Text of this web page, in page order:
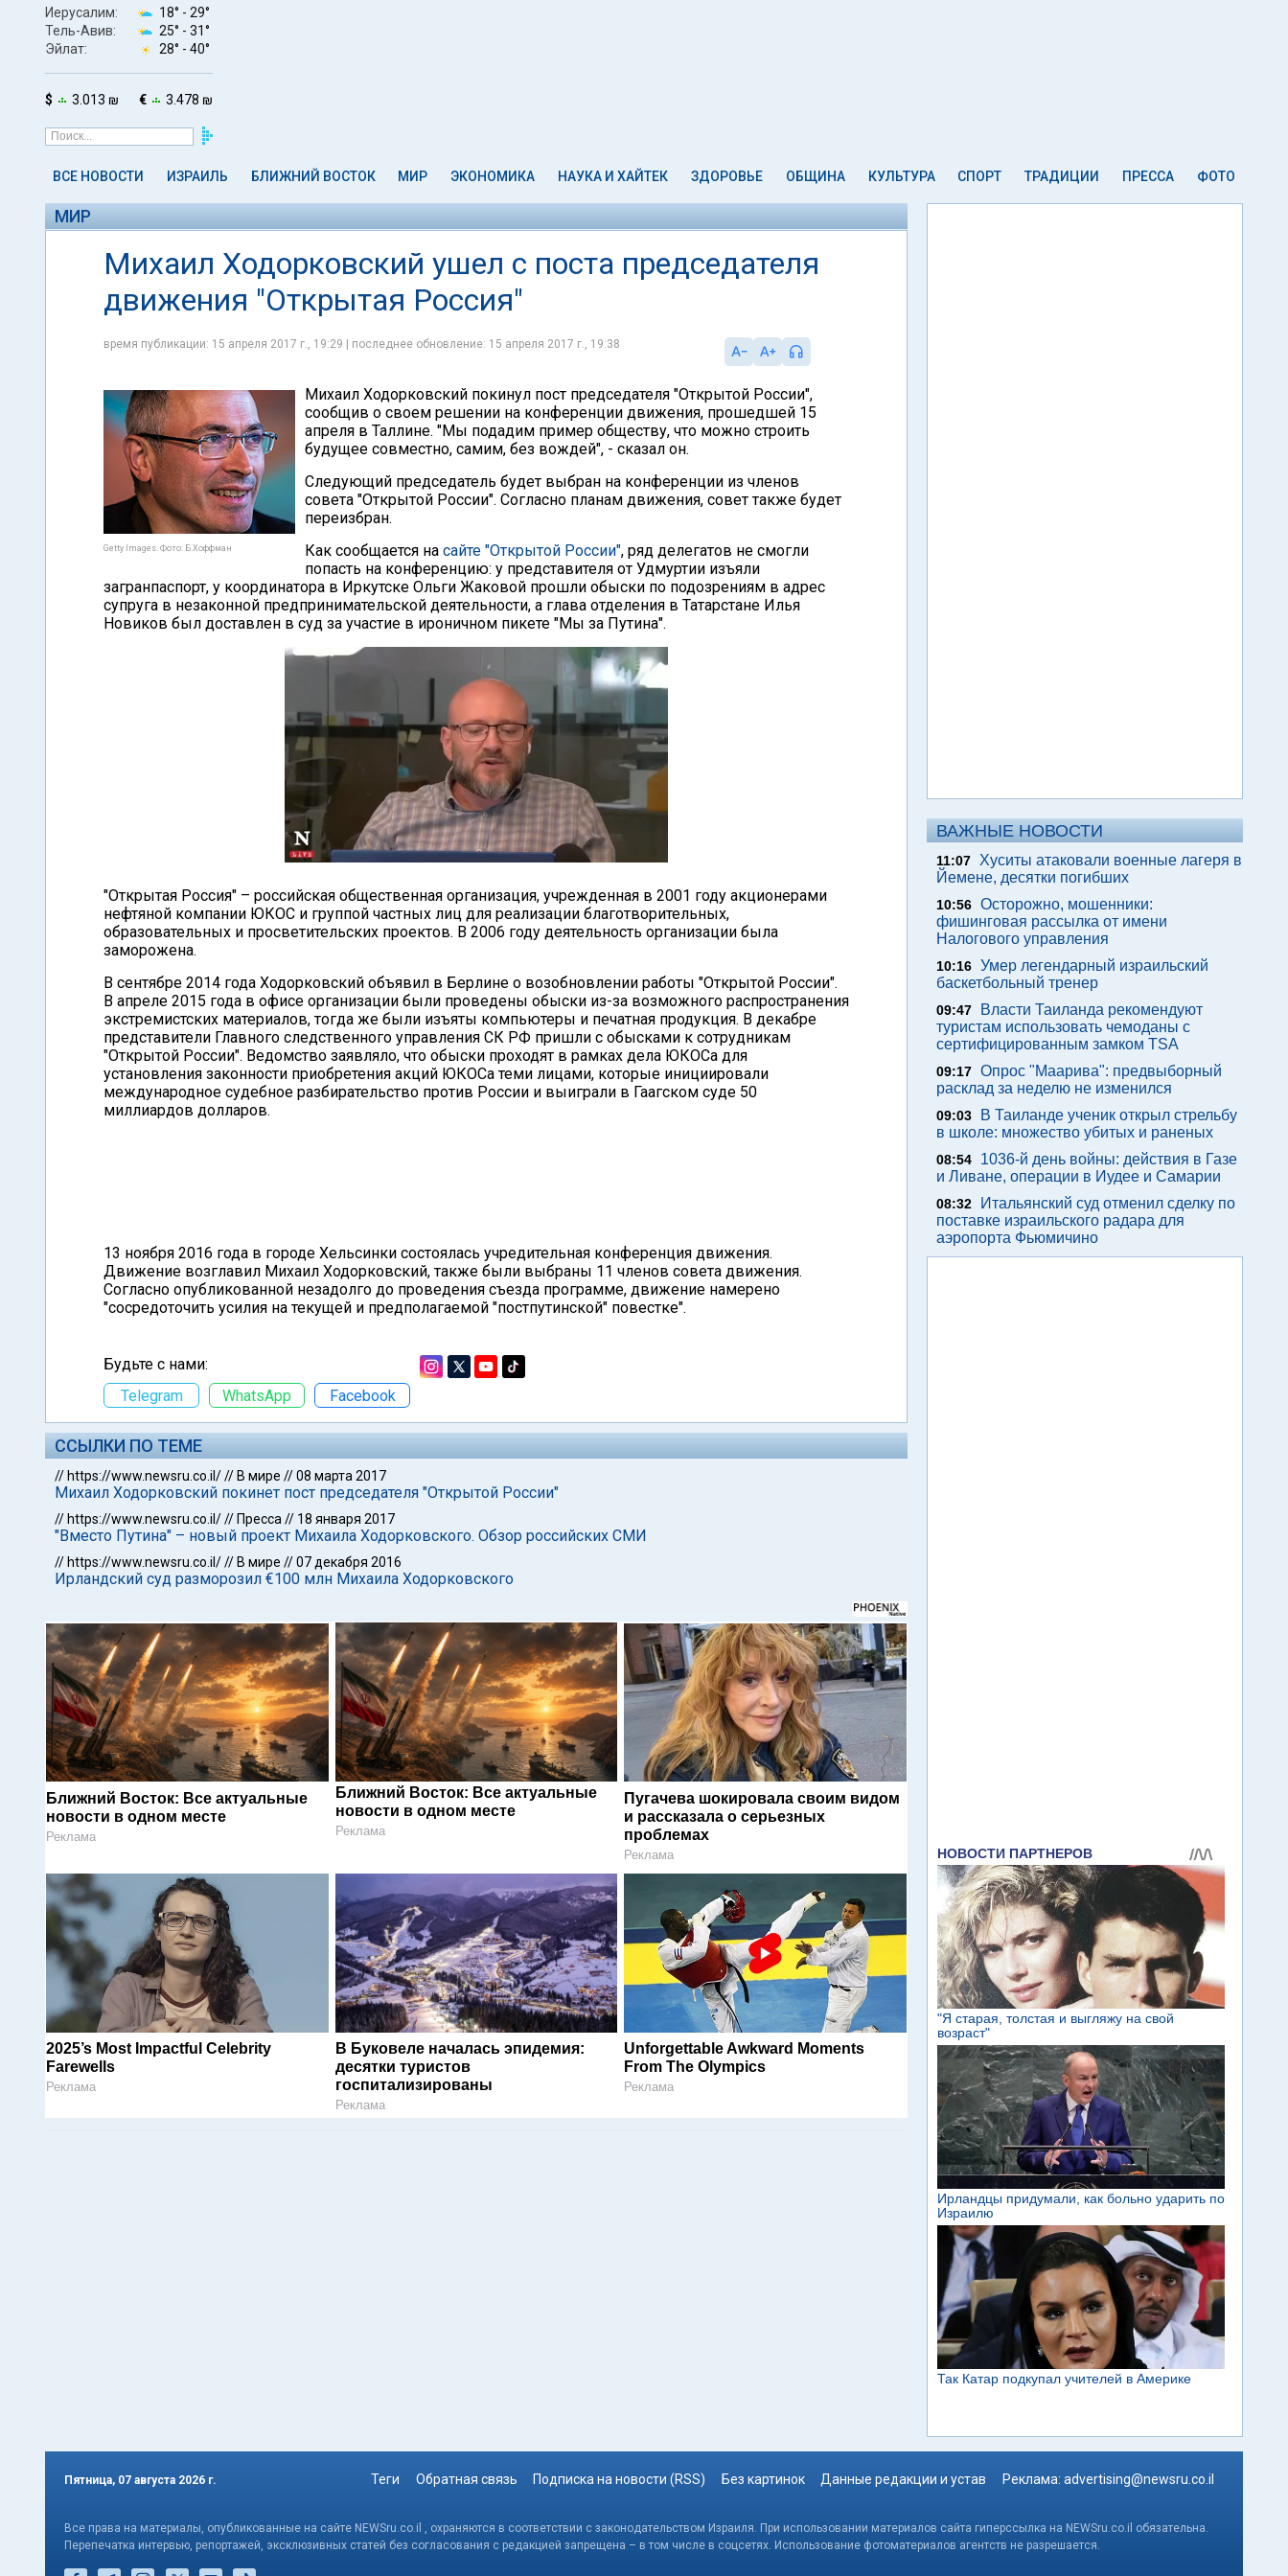
Иерусалим: 18° - 29°
Тель-Авив:
25° - 31°
Эйлат:
28° - 40°
$ 3.013 ₪ € 3.478 ₪
ВСЕ НОВОСТИ ИЗРАИЛЬ БЛИЖНИЙ ВОСТОК МИР ЭКОНОМИКА НАУКА И ХАЙТЕК ЗДОРОВЬЕ ОБЩИНА КУЛЬТУРА СПОРТ ТРАДИЦИИ ПРЕССА ФОТО
МИР
Михаил Ходорковский ушел с поста председателя
движения "Открытая Россия"
время публикации: 15 апреля 2017 г., 19:29 | последнее обновление: 15 апреля 2017 г., 19:38
Getty Images. Фото: Б.Хоффман
Михаил Ходорковский покинул пост председателя "Открытой России",
сообщив о своем решении на конференции движения, прошедшей 15
апреля в Таллине. "Мы подадим пример обществу, что можно строить
будущее совместно, самим, без вождей", - сказал он.
Следующий председатель будет выбран на конференции из членов
совета "Открытой России". Согласно планам движения, совет также будет
переизбран.
Как сообщается на сайте "Открытой России", ряд делегатов не смогли
попасть на конференцию: у представителя от Удмуртии изъяли
загранпаспорт, у координатора в Иркутске Ольги Жаковой прошли обыски по подозрениям в адрес
супруга в незаконной предпринимательской деятельности, а глава отделения в Татарстане Илья
Новиков был доставлен в суд за участие в ироничном пикете "Мы за Путина".
"Открытая Россия" – российская общественная организация, учрежденная в 2001 году акционерами
нефтяной компании ЮКОС и группой частных лиц для реализации благотворительных,
образовательных и просветительских проектов. В 2006 году деятельность организации была
заморожена.
В сентябре 2014 года Ходорковский объявил в Берлине о возобновлении работы "Открытой России".
В апреле 2015 года в офисе организации были проведены обыски из-за возможного распространения
экстремистских материалов, тогда же были изъяты компьютеры и печатная продукция. В декабре
представители Главного следственного управления СК РФ пришли с обысками к сотрудникам
"Открытой России". Ведомство заявляло, что обыски проходят в рамках дела ЮКОСа для
установления законности приобретения акций ЮКОСа теми лицами, которые инициировали
международное судебное разбирательство против России и выиграли в Гаагском суде 50
миллиардов долларов.
13 ноября 2016 года в городе Хельсинки состоялась учредительная конференция движения.
Движение возглавил Михаил Ходорковский, также были выбраны 11 членов совета движения.
Согласно опубликованной незадолго до проведения съезда программе, движение намерено
"сосредоточить усилия на текущей и предполагаемой "постпутинской" повестке".
Будьте с нами:
Telegram
WhatsApp Facebook
ССЫЛКИ ПО ТЕМЕ
// https://www.newsru.co.il/// В мире //08 марта 2017
Михаил Ходорковский покинет пост председателя "Открытой России"
// https://www.newsru.co.il/// Пресса // 18 января 2017
"Вместо Путина" – новый проект Михаила Ходорковского. Обзор российских СМИ
// https://www.newsru.co.il/// В мире //07 декабря 2016
Ирландский суд разморозил €100 млн Михаила Ходорковского
Ближний Восток: Все актуальные
новости в одном месте
Реклама
Ближний Восток: Все актуальные
новости в одном месте
Реклама
Пугачева шокировала своим видом
и рассказала о серьезных
проблемах
Реклама
2025’s Most Impactful Celebrity
Farewells
Реклама
В Буковеле началась эпидемия:
десятки туристов
госпитализированы
Реклама
Unforgettable Awkward Moments
From The Olympics
Реклама
ВАЖНЫЕ НОВОСТИ
11:07
Хуситы атаковали военные лагеря в
Йемене, десятки погибших
10:56 Осторожно, мошенники:
фишинговая рассылка от имени
Налогового управления
10:16 Умер легендарный израильский
баскетбольный тренер
09:47
Власти Таиланда рекомендуют
туристам использовать чемоданы с
сертифицированным замком TSA
09:17 Опрос "Mаарива": предвыборный
расклад за неделю не изменился
09:03
В Таиланде ученик открыл стрельбу
в школе: множество убитых и раненых
08:54
1036-й день войны: действия в Газе
и Ливане, операции в Иудее и Самарии
08:32
Итальянский суд отменил сделку по
поставке израильского радара для
аэропорта Фьюмичино
Пятница, 07 августа 2026 г. Теги Обратная связь Подписка на новости (RSS) Без картинок Данные редакции и устав Реклама: advertising@newsru.co.il
Все права на материалы, опубликованные на сайте NEWSru.co.il , охраняются в соответствии с законодательством Израиля. При использовании материалов сайта гиперссылка на NEWSru.co.il обязательна.
Перепечатка интервью, репортажей, эксклюзивных статей без согласования с редакцией запрещена – в том числе в соцсетях. Использование фотоматериалов агентств не разрешается.